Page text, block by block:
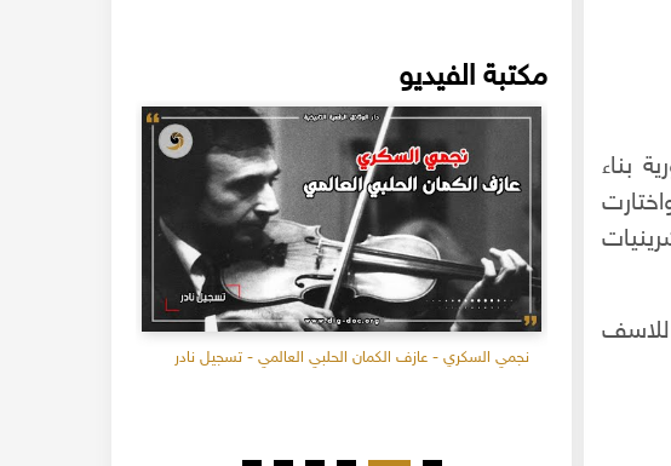
بناء
للاسف
مكتبة الفيديو
نجمي السكري - عازف الكمان الحلبي العالمي - تسجيل نادر